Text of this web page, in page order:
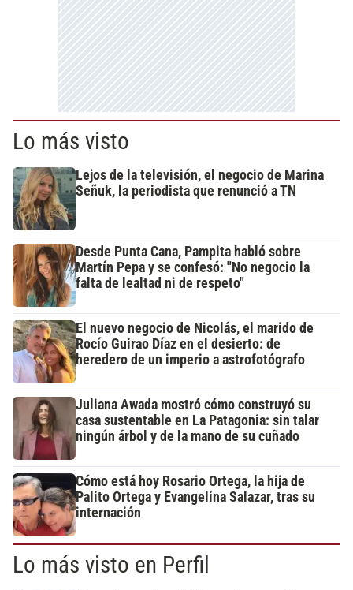
Lo más visto
Lejos de la televisión, el negocio de Marina
Señuk, la periodista que renunció a TN
Desde Punta Cana, Pampita habló sobre
Martín Pepa y se confesó: "No negocio la
falta de lealtad ni de respeto"
El nuevo negocio de Nicolás, el marido de
Rocío Guirao Díaz en el desierto: de
heredero de un imperio a astrofotógrafo
Juliana Awada mostró cómo construyó su
casa sustentable en La Patagonia: sin talar
ningún árbol y de la mano de su cuñado
Cómo está hoy Rosario Ortega, la hija de
Palito Ortega y Evangelina Salazar, tras su
internación
Lo más visto en Perfil